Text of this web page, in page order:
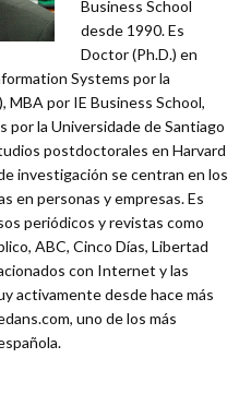
Business School
desde 1990. Es
Doctor (Ph.D.) en
Systems por la
MBA por IE Business School,
por la Universidade de Santiago
postdoctorales en Harvard
investigación se centran en los
en personas y empresas. Es
periódicos y revistas como
ABC, Cinco Días, Libertad
con Internet y las
activamente desde hace más
uno de los más